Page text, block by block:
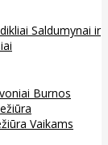
Saldumynai ir
Burnos
Vaikams